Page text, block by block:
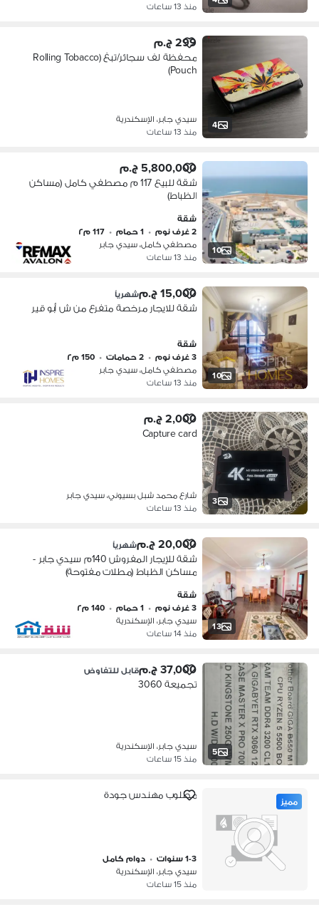
منذ 13 ساعات
4
299 ج.م
محفظة لف سجائر/تبغ (Rolling Tobacco
Pouch)
سيدي جابر، الإسكندرية
منذ 13 ساعات
10
5,800,000 ج.م
شقة للبيع 117 م مصطفي كامل (مساكن
الظباط)
شقة
2 غرف نوم
• 1 حمام • 117 م٢
مصطفي كامل، سيدي جابر
منذ 13 ساعات
10
15,000 ج.م شهرياً
شقة للايجار مرخصة متفرع من ش أبو قير
شقة
3 غرف نوم
• 2 حمامات • 150 م٢
مصطفي كامل، سيدي جابر
منذ 13 ساعات
3
2,000 ج.م
Capture card
شارع محمد شبل بسيوني، سيدي جابر
منذ 13 ساعات
13
20,000 ج.م شهرياً
شقة للإيجار المفروش 140م سيدي جابر -
مساكن الظباط (مطلات مفتوحة)
شقة
3 غرف نوم
• 1 حمام • 140 م٢
سيدي جابر، الإسكندرية
منذ 14 ساعات
5
37,000 ج.م قابل للتفاوض
تجميعة 3060
سيدي جابر، الإسكندرية
منذ 15 ساعات
مميز مطلوب مهندس جودة
1-3 سنوات • دوام كامل
سيدي جابر، الإسكندرية
منذ 15 ساعات